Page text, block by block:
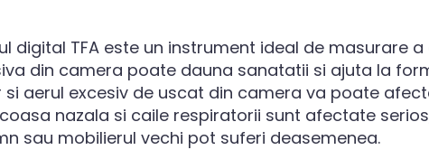
digital TFA este un instrument ideal de masurare
din camera poate dauna sanatatii si ajuta la
si aerul excesiv de uscat din camera va poate
nazala si caile respiratorii sunt afectate
sau mobilierul vechi pot suferi deasemenea.